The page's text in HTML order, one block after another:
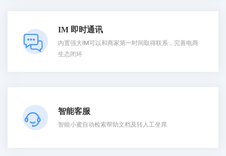
IM 即时通讯
内置强大IM可以和商家第一时间取得联系，完善电商
生态闭环
智能客服
智能小蜜自动检索帮助文档及转人工坐席